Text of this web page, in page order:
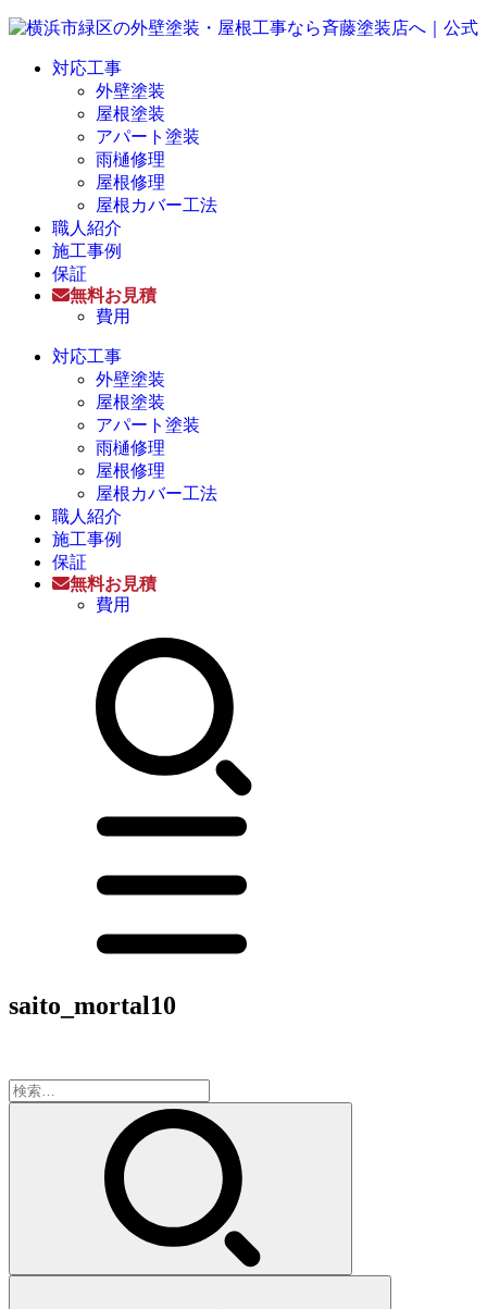
対応工事
外壁塗装
屋根塗装
アパート塗装
雨樋修理
屋根修理
屋根カバー工法
職人紹介
施工事例
保証
無料お見積
費用
対応工事
外壁塗装
屋根塗装
アパート塗装
雨樋修理
屋根修理
屋根カバー工法
職人紹介
施工事例
保証
無料お見積
費用
saito_mortal10
検
索: